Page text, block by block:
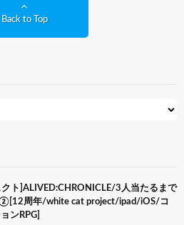
Back to Top
クト]ALIVED:CHRONICLE/3人当たるまで
周年/white cat project/ipad/iOS/コ
ンRPG]